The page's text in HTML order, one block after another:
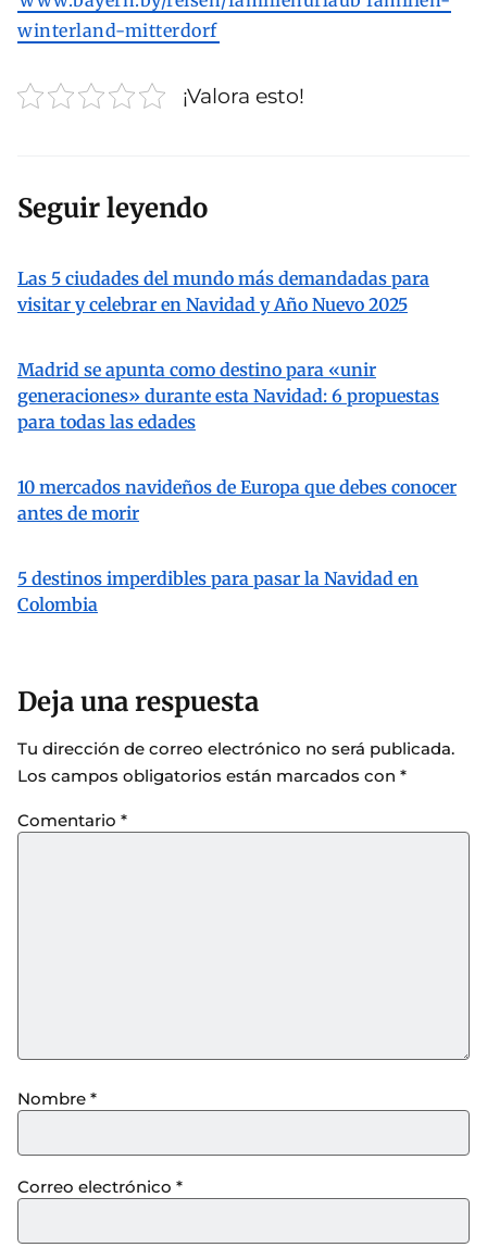
winterland-mitterdorf
¡Valora esto!
Seguir leyendo
Las 5 ciudades del mundo más demandadas para
visitar y celebrar en Navidad y Año Nuevo 2025
Madrid se apunta como destino para «unir
generaciones» durante esta Navidad: 6 propuestas
para todas las edades
10 mercados navideños de Europa que debes conocer
antes de morir
5 destinos imperdibles para pasar la Navidad en
Colombia
Deja una respuesta
Tu dirección de correo electrónico no será publicada.
Los campos obligatorios están marcados con *
Comentario *
Nombre *
Correo electrónico *